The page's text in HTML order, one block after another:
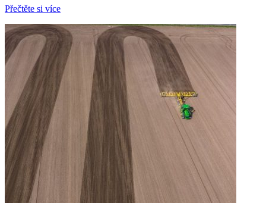
Přečtěte si více